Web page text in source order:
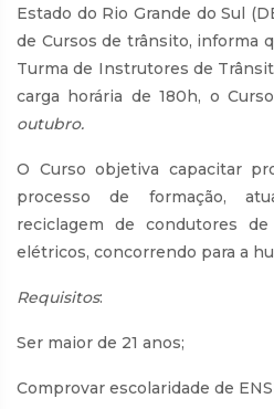
Estado do Rio Grande do Sul
de Cursos de trânsito, informa
Turma de Instrutores de
carga horária de 180h, o
outubro.
O Curso objetiva capacitar
processo de formação,
reciclagem de condutores
elétricos, concorrendo para a
Requisitos:
Ser maior de 21 anos;
Comprovar escolaridade de